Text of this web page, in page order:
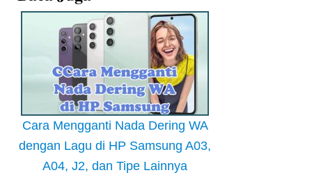
Cara Mengganti Nada Dering WA
dengan Lagu di HP Samsung A03,
A04, J2, dan Tipe Lainnya